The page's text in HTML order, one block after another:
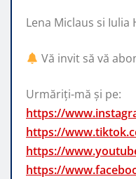
Lena Miclaus si
Vă invit să vă
Urmăriți-mă și pe:
https://
https://
https://
https://